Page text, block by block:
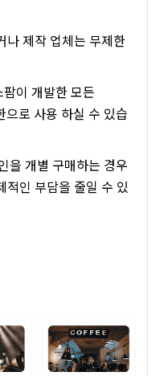
나 제작 업체는 무제한
이 개발한 모든
로 사용 하실 수 있습
을 개별 구매하는 경우
적인 부담을 줄일 수 있